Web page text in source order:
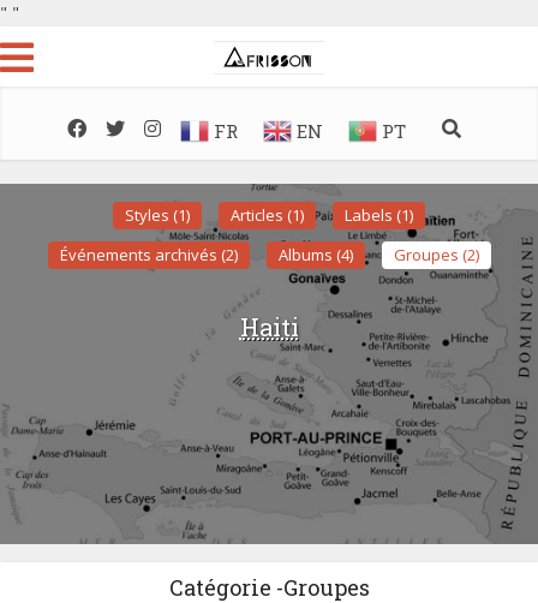
" "
FR EN PT
Styles (1) Articles (1)
Labels (1)
Événements archivés (2)
Albums (4) Groupes (2)
Haiti
Catégorie -Groupes